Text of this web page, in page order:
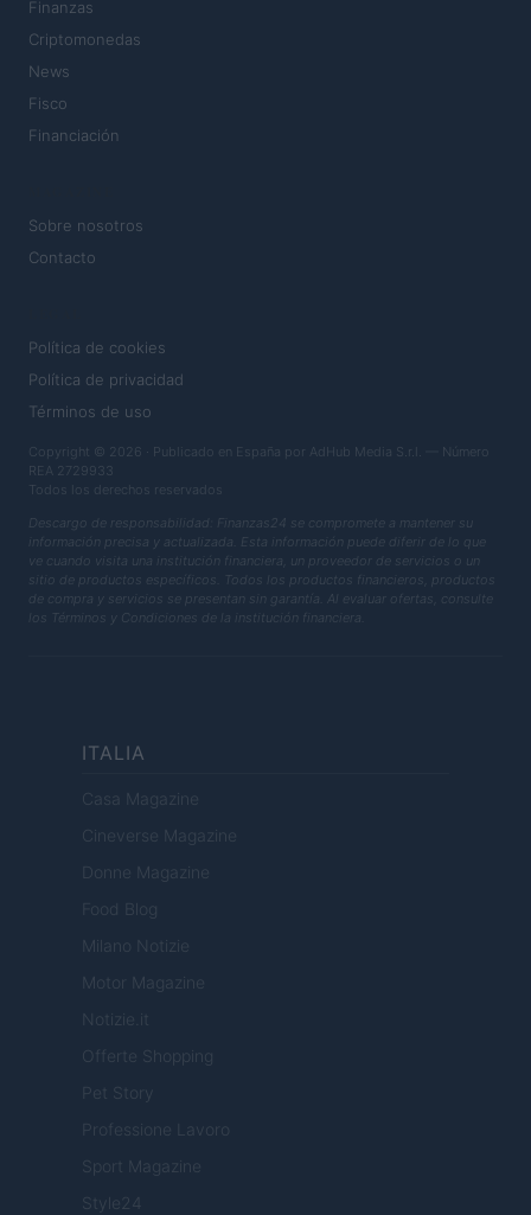
Finanzas
Criptomonedas
News
Fisco
Financiación
Sobre nosotros
Contacto
Política de cookies
Política de privacidad
Términos de uso
Copyright © 2026 · Publicado en España por AdHub Media S.r.l. — Número
REA 2729933
Todos los derechos reservados
Descargo de responsabilidad: Finanzas24 se compromete a mantener su
información precisa y actualizada. Esta información puede diferir de lo que
ve cuando visita una institución financiera, un proveedor de servicios o un
sitio de productos específicos. Todos los productos financieros, productos
de compra y servicios se presentan sin garantía. Al evaluar ofertas, consulte
los Términos y Condiciones de la institución financiera.
ITALIA
Casa Magazine
Cineverse Magazine
Donne Magazine
Food Blog
Milano Notizie
Motor Magazine
Notizie.it
Offerte Shopping
Pet Story
Professione Lavoro
Sport Magazine
Style24